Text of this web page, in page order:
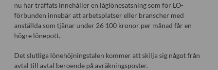
nu har träffats innehåller en låglönesatsning som för LO-
förbunden innebär att arbetsplatser eller branscher med
anställda som tjänar under 26 100 kronor per månad får en
högre lönepott.
Det slutliga lönehöjningstalen kommer att skilja sig något från
avtal till avtal beroende på avräkningsposter.